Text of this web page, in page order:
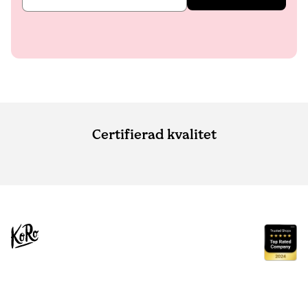
Certifierad kvalitet